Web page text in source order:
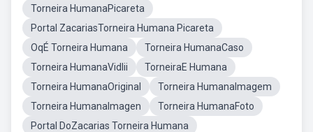
Torneira HumanaPicareta
Portal ZacariasTorneira Humana Picareta
OqÉ Torneira Humana
Torneira HumanaCaso
Torneira HumanaVidlii
TorneiraE Humana
Torneira HumanaOriginal
Torneira HumanaImagem
Torneira HumanaImagen
Torneira HumanaFoto
Portal DoZacarias Torneira Humana